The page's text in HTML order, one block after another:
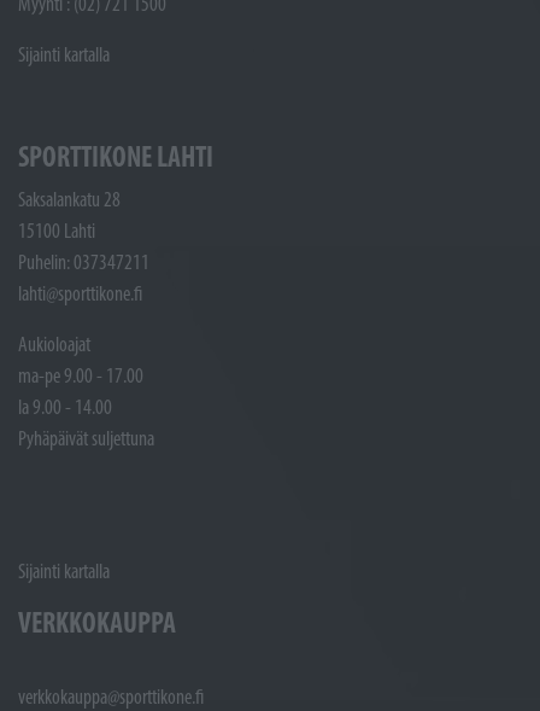
Sijainti kartalla
SPORTTIKONE LAHTI
Saksalankatu 28
15100 Lahti
Puhelin: 037347211
lahti@sporttikone.fi
Aukioloajat
ma-pe 9.00 - 17.00
la 9.00 - 14.00
Pyhäpäivät suljettuna
Sijainti kartalla
VERKKOKAUPPA
verkkokauppa@sporttikone.fi